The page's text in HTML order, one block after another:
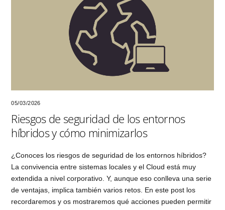
05/03/2026
Riesgos de seguridad de los entornos
híbridos y cómo minimizarlos
¿Conoces los riesgos de seguridad de los entornos híbridos?
La convivencia entre sistemas locales y el Cloud está muy
extendida a nivel corporativo. Y, aunque eso conlleva una serie
de ventajas, implica también varios retos. En este post los
recordaremos y os mostraremos qué acciones pueden permitir